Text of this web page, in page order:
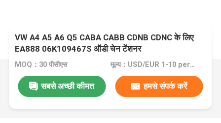
VW A4 A5 A6 Q5 CABA CABB CDNB CDNC के लिए
EA888 06K109467S ऑडी चेन टेंशनर
MOQ：30 पीसीएस मूल्य：USD/EUR 1-10 per pcs
सबसे अच्छी कीमत हमसे संपर्क करें